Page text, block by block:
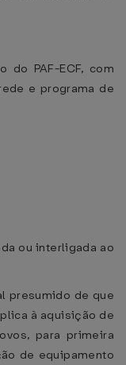
do PAF-ECF, com
e programa de
ou interligada ao
presumido de que
à aquisição de
para primeira
de equipamento